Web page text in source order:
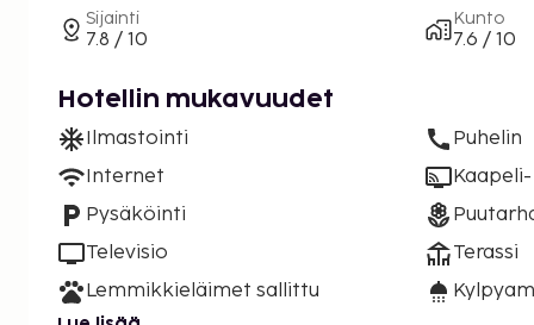
Sijainti
7.8 / 10
Kunto
7.6 / 10
Hotellin mukavuudet
Ilmastointi
Internet
Pysäköinti
Televisio
Lemmikkieläimet sallittu
Puhelin
Terassi